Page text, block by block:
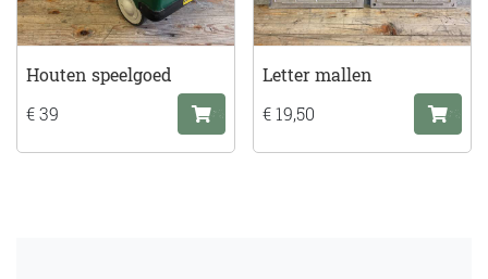
Houten speelgoed
€ 39
Letter mallen
€ 19,50